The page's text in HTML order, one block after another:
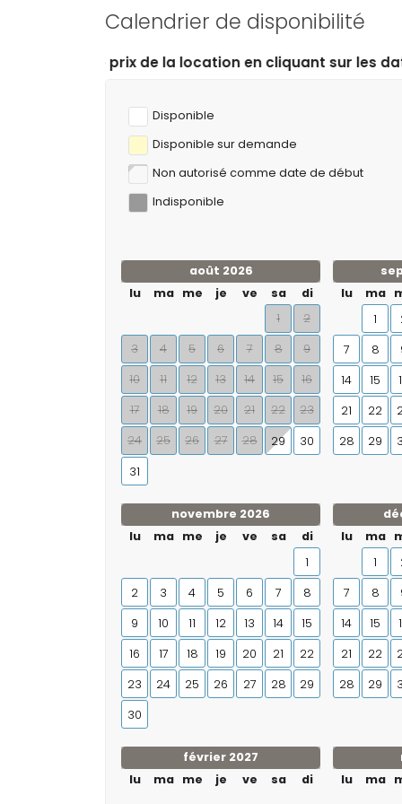
Calendrier de disponibilité
en cliquant sur les dates d’arrivée et de départ
Disponible
Disponible sur demande
Non autorisé comme date de début
Indisponible
août 2026
lu
ma me je ve sa
di
1
2
3
4 5 6 7 8
9
10
11 12 13 14 15
16
17
18 19 20 21 22
23
24
25 26 27 28 29
30
31
lu
ma
1
7
8
14
15
21
22
28
29
novembre 2026
lu
ma me je ve sa
di
1
2
3 4 5 6 7
8
9
10 11 12 13 14
15
16
17 18 19 20 21
22
23
24 25 26 27 28
29
30
lu
ma
1
7
8
14
15
21
22
28
29
février 2027
lu
ma me je ve sa di
lu
ma